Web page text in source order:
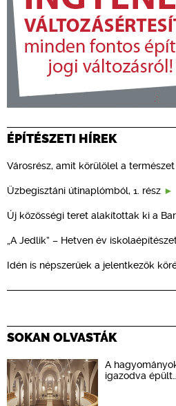
ÉPÍTÉSZETI HÍREK
Városrész, amit körülölel a természet
Üzbegisztáni útinaplómból, 1. rész
Új közösségi teret alakítottak ki a
„A Jedlik” – Hetven év
Idén is népszerűek a jelentkezők
SOKAN OLVASTÁK
A
igazodva épült…